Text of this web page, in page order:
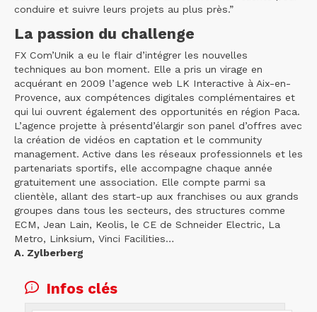
conduire et suivre leurs projets au plus près.”
La passion du challenge
FX Com’Unik a eu le flair d’intégrer les nouvelles
techniques au bon moment. Elle a pris un virage en
acquérant en 2009 l’agence web LK Interactive à Aix-en-
Provence, aux compétences digitales complémentaires et
qui lui ouvrent également des opportunités en région Paca.
L’agence projette à présentd’élargir son panel d’offres avec
la création de vidéos en captation et le community
management. Active dans les réseaux professionnels et les
partenariats sportifs, elle accompagne chaque année
gratuitement une association. Elle compte parmi sa
clientèle, allant des start-up aux franchises ou aux grands
groupes dans tous les secteurs, des structures comme
ECM, Jean Lain, Keolis, le CE de Schneider Electric, La
Metro, Linksium, Vinci Facilities…
A. Zylberberg
Infos clés